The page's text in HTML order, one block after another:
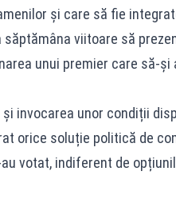
și care să fie
săptămâna viitoare să
unui premier care să-
invocarea unor condiții
orice soluție politică de
votat, indiferent de